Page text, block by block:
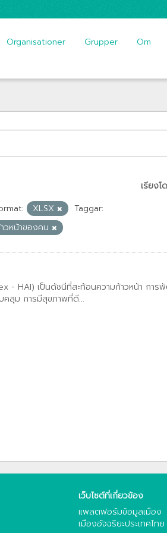
Organisationer Grupper Om
เรียงโ
XLSX
Taggar:
วหน้าของคน
- HAI) เป็นดัชนีที่สะท้อนความก้าวหน้า กา
คลุม การมีสุขภาพที่ดี...
เว็บไซต์ที่เกี่ยวข้อง
แพลตฟอร์มข้อมูลเมือง
เมืองอัจฉริยะประเทศไทย